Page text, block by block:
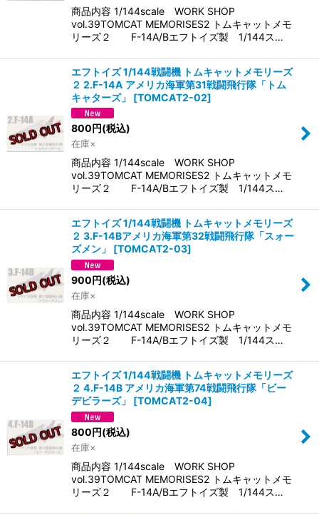
商品内容 1/144scale WORK SHOP
vol.39TOMCAT MEMORISES2 トムキャットメモ
リーズ２ F-14A/Bエフトイズ製 1/144ス…
エフトイズ 1/144戦闘機 トムキャットメモリーズ
２ 2.F-14A アメリカ海軍第31戦闘飛行隊「トム
キャターズ」
[TOMCAT2-02]
800円(税込)
在庫×
商品内容 1/144scale WORK SHOP
vol.39TOMCAT MEMORISES2 トムキャットメモ
リーズ２ F-14A/Bエフトイズ製 1/144ス…
エフトイズ 1/144戦闘機 トムキャットメモリーズ
２ 3.F-14Bアメリカ海軍第32戦闘飛行隊「スォー
ズメン」
[TOMCAT2-03]
900円(税込)
在庫×
商品内容 1/144scale WORK SHOP
vol.39TOMCAT MEMORISES2 トムキャットメモ
リーズ２ F-14A/Bエフトイズ製 1/144ス…
エフトイズ 1/144戦闘機 トムキャットメモリーズ
２ 4.F-14B アメリカ海軍第74戦闘飛行隊「ビー
デビラーズ」
[TOMCAT2-04]
800円(税込)
在庫×
商品内容 1/144scale WORK SHOP
vol.39TOMCAT MEMORISES2 トムキャットメモ
リーズ２ F-14A/Bエフトイズ製 1/144ス…